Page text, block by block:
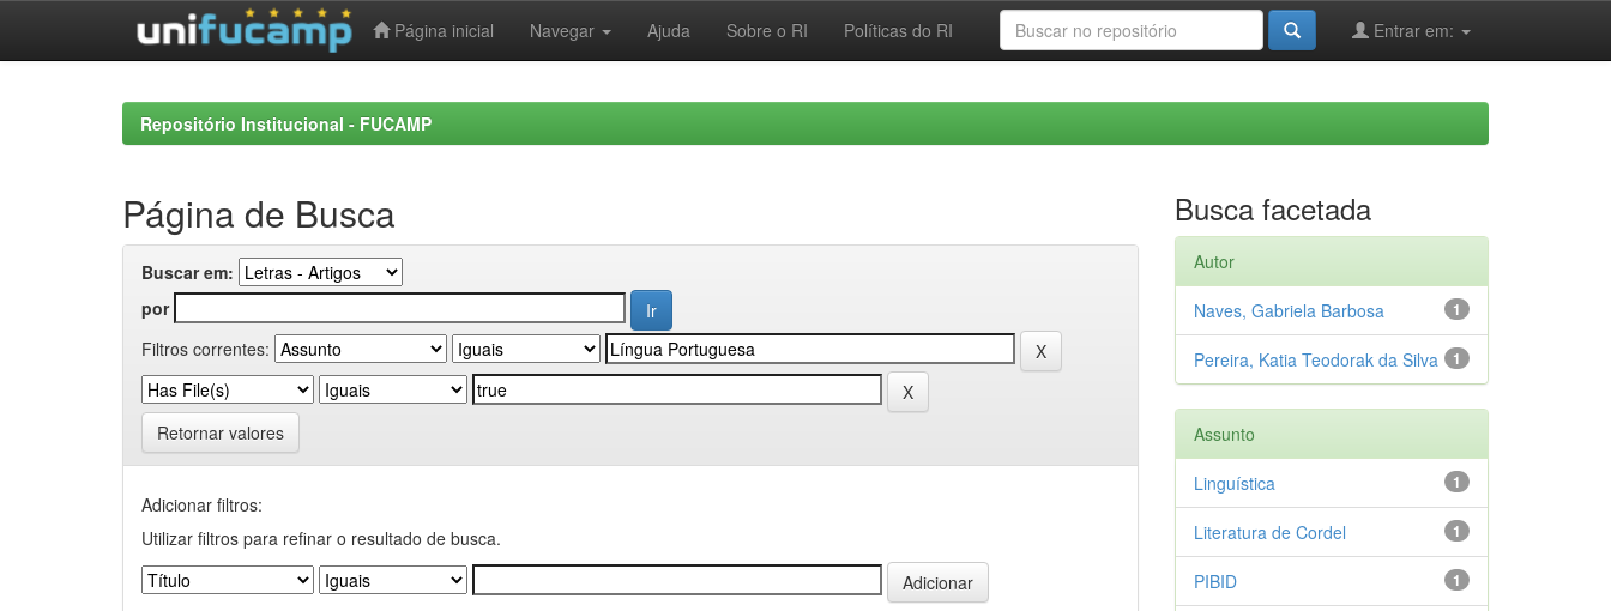
Página inicial Navegar Ajuda Sobre o RI Políticas do RI Entrar em:
Repositório Institucional - FUCAMP
Página de Busca
Buscar em:
por
Filtros correntes:
Retornar valores
Adicionar filtros:
Utilizar filtros para refinar o resultado de busca.
Busca facetada
Autor
1
Naves, Gabriela Barbosa
1
Pereira, Katia Teodorak da Silva
Assunto
1
Linguística
1
Literatura de Cordel
1
PIBID